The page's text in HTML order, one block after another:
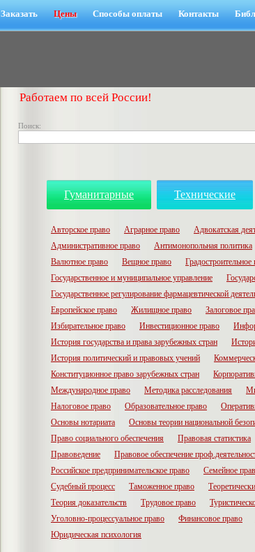
Заказать Цены Способы оплаты Контакты
Работаем по всей России!
Поиск:
Гуманитарные Технические
Авторское право Аграрное право Адвокатская
Административное право
Антимонопольная политика
Валютное право
Вещное право Градостроительное
Государственное и муниципальное управление
Государственное регулирование фармацевтической
Европейское право
Жилищное право Залоговое
Избирательное право
Инвестиционное право
История государства и права зарубежных стран
История политический и правовых учений
Конституционное право зарубежных стран
Международное право
Методика расследования
Налоговое право
Образовательное право
Основы нотариата
Основы теории национальной
Право социального обеспечения
Правовая статистика
Правоведение
Правовое обеспечение
Российское предпринимательское право
Семейное
Судебный процесс
Таможенное право
Теория доказательств
Трудовое право
Уголовно-процессуальное право
Финансовое право
Юридическая психология